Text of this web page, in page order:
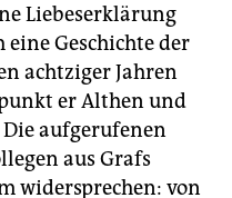
Liebeserklärung
Geschichte der
achtziger Jahren
er Althen und
aufgerufenen
aus Grafs
widersprechen: von